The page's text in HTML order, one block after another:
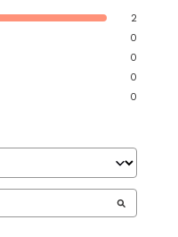
2
0
0
0
0